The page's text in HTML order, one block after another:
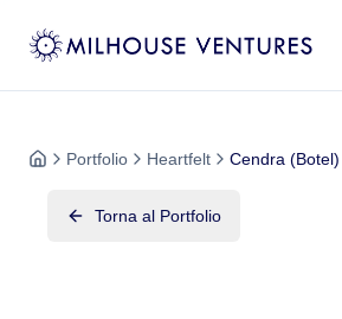
Portfolio Heartfelt Cendra (Botel)
Torna al Portfolio